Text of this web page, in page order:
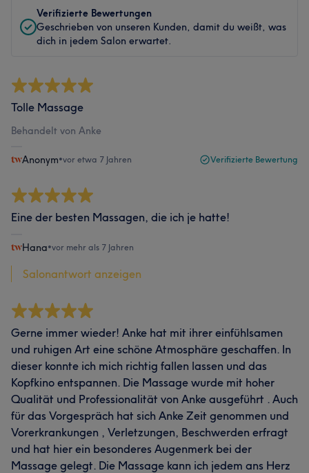
Verifizierte Bewertungen
Geschrieben von unseren Kunden, damit du weißt, was
dich in jedem Salon erwartet.
Tolle Massage
Behandelt von Anke
Anonym•vor etwa 7 Jahren Verifizierte Bewertung
Eine der besten Massagen, die ich je hatte!
Hana•vor mehr als 7 Jahren
Salonantwort anzeigen
Gerne immer wieder! Anke hat mit ihrer einfühlsamen
und ruhigen Art eine schöne Atmosphäre geschaffen. In
dieser konnte ich mich richtig fallen lassen und das
Kopfkino entspannen. Die Massage wurde mit hoher
Qualität und Professionalität von Anke ausgeführt . Auch
für das Vorgespräch hat sich Anke Zeit genommen und
Vorerkrankungen , Verletzungen, Beschwerden erfragt
und hat hier ein besonderes Augenmerk bei der
Massage gelegt. Die Massage kann ich jedem ans Herz